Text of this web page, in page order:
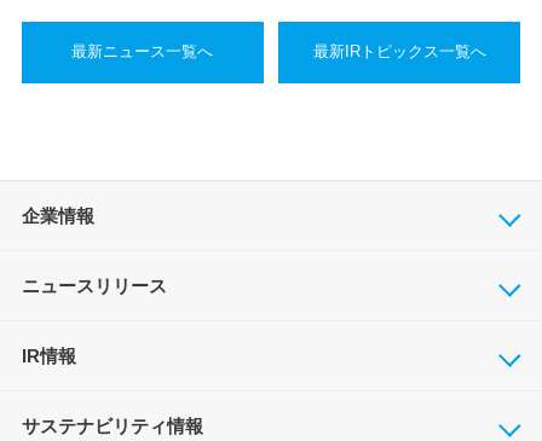
最新ニュース一覧へ 最新IRトピックス一覧へ
企業情報
ニュースリリース
IR情報
サステナビリティ情報